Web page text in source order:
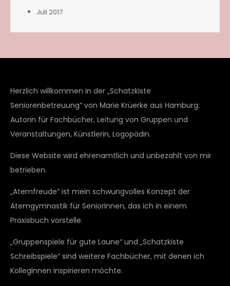
Juli 2017
Herzlich willkommen in der „Schatzkiste
Seniorenbetreuung“ von Marie Krüerke aus Hamburg:
Autorin für Fachbücher, Leitung von Gruppen und
Veranstaltungen, Künstlerin, Logopädin.
Diese Website wird ehrenamtlich und unbezahlt von mir
betrieben.
„Atemfreude“ ist mein schwungvolles Konzept der
Atemgymnastik für SeniorInnen, das ich in einem
Praxisbuch vorstelle.
„Gruppenspiele für gute Laune“ und „Schatzkiste
Schreibspiele“ sind weitere Fachbücher, mit denen ich
KollegInnen inspirieren möchte.